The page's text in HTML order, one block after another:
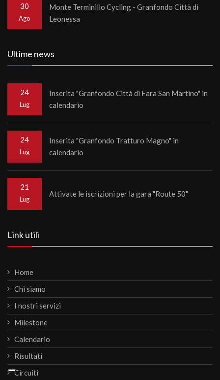
30
Ago
Monte Terminillo Cycling - Granfondo Città di
Leonessa
Ultime news
24
Lug
Inserita "Granfondo Città di Fara San Martino" in
calendario
24
Lug
Inserita "Granfondo Tratturo Magno" in
calendario
21
Lug
Attivate le iscrizioni per la gara "Route 50"
Link utili
Home
Chi siamo
I nostri servizi
Milestone
Calendario
Risultati
Circuiti